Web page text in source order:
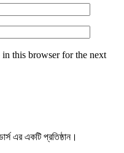
in this browser for the next
এর একটি প্রতিষ্ঠান।